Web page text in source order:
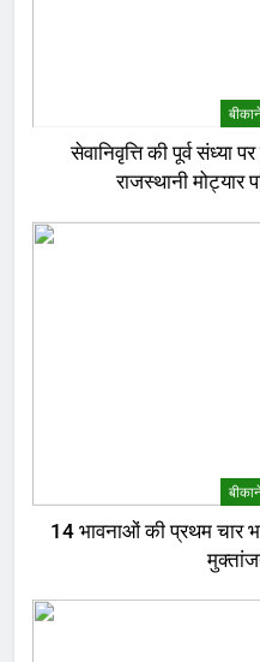
सेवानिवृत्ति की पूर्व संध्या
राजस्थानी मोट्यार
14 भावनाओं की प्रथम चार